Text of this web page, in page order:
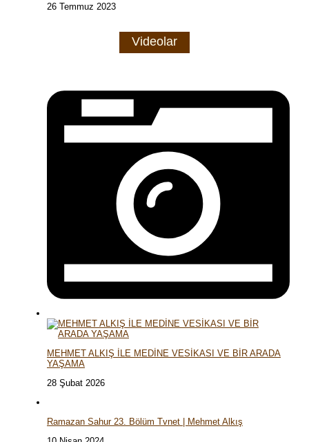
26 Temmuz 2023
Videolar
MEHMET ALKIŞ İLE MEDİNE VESİKASI VE BİR ARADA
YAŞAMA
28 Şubat 2026
Ramazan Sahur 23. Bölüm Tvnet | Mehmet Alkış